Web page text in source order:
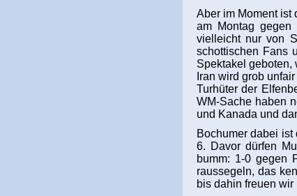
Aber im Moment ist
am Montag
vielleicht nur von
schottischen Fans
Spektakel geboten,
Iran wird grob
Turhüter der
WM-Sache haben
und Kanada und
Bochumer dabei
6. Davor dürfen
bumm: 1-0 gegen
raussegeln, das
bis dahin freuen